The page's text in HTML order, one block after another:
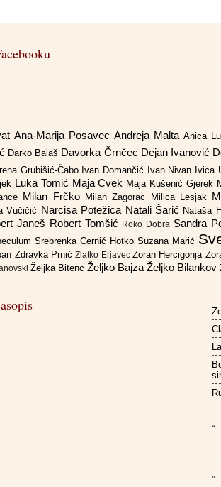
Ana-Marija Posavec Andreja Malta Anica
Darko Balaš Davorka Črnčec Dejan Ivanović
Irena Grubišić-Čabo Ivan Domančić Ivan Nivan Ivica
Luka Tomić Maja Cvek Maja Kušenić Gjerek
Milan Frčko Milan Zagorac Milica Lesjak
Vučičić Narcisa Potežica Natali Šarić Nataša
Janeš Robert Tomšić Roko Dobra Sandra
Srebrenka Cernić Hotko Suzana Marić
Zdravka PrnićZlatko Erjavec Zoran Hercigonja
Željka Bitenc Željko Bajza Željko Bilankov
“
”